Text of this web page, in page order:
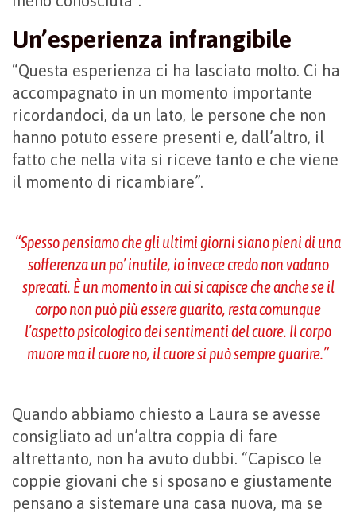
Un’esperienza infrangibile
“Questa esperienza ci ha lasciato molto. Ci ha
accompagnato in un momento importante
ricordandoci, da un lato, le persone che non
hanno potuto essere presenti e, dall’altro, il
fatto che nella vita si riceve tanto e che viene
il momento di ricambiare”.
“Spesso pensiamo che gli ultimi giorni siano pieni di una
sofferenza un po’ inutile, io invece credo non vadano
sprecati. È un momento in cui si capisce che anche se il
corpo non può più essere guarito, resta comunque
l’aspetto psicologico dei sentimenti del cuore. Il corpo
muore ma il cuore no, il cuore si può sempre guarire.”
Quando abbiamo chiesto a Laura se avesse
consigliato ad un’altra coppia di fare
altrettanto, non ha avuto dubbi. “Capisco le
coppie giovani che si sposano e giustamente
pensano a sistemare una casa nuova, ma se